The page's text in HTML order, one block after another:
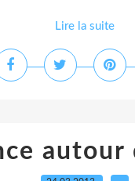
Lire la suite
autour